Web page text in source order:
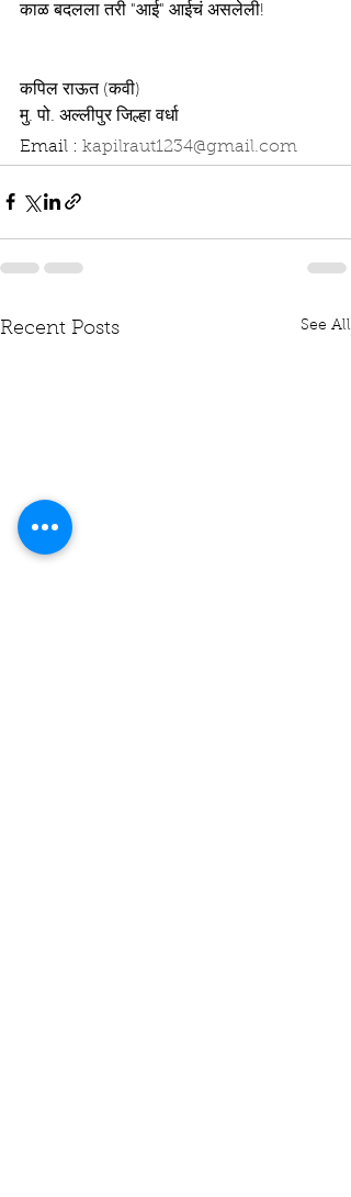
काळ बदलला तरी "आई" आईचं असलेली!
कपिल राऊत (कवी)
मु. पो. अल्लीपुर जिल्हा वर्धा
Email : kapilraut1234@gmail.com
Recent Posts See All